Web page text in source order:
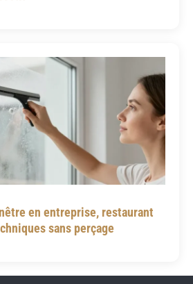
en entreprise, restaurant
sans perçage